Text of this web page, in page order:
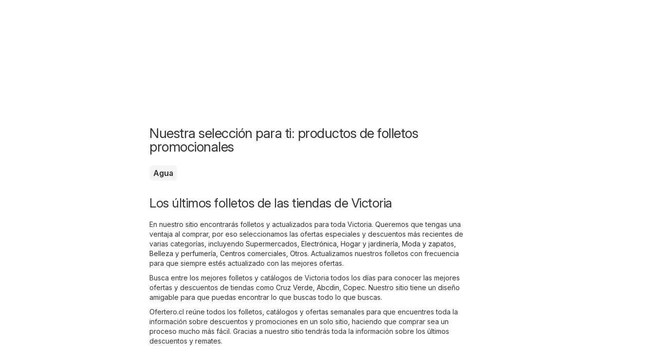
Nuestra selección para ti: productos de folletos
promocionales
Agua
Los últimos folletos de las tiendas de Victoria
En nuestro sitio encontrarás folletos y actualizados para toda Victoria. Queremos que tengas una
ventaja al comprar, por eso seleccionamos las ofertas especiales y descuentos más recientes de
varias categorías, incluyendo Supermercados Electrónica Hogar y jardinería Moda y zapatos
Belleza y perfumería Centros comerciales Otros. Actualizamos nuestros folletos con frecuencia
para que siempre estés actualizado con las mejores ofertas.
Busca entre los mejores folletos y catálogos de Victoria todos los días para conocer las mejores
ofertas y descuentos de tiendas como Cruz Verde Abcdin Copec. Nuestro sitio tiene un diseño
amigable para que puedas encontrar lo que buscas todo lo que buscas.
Ofertero.cl reúne todos los folletos, catálogos y ofertas semanales para que encuentres toda la
información sobre descuentos y promociones en un solo sitio, haciendo que comprar sea un
proceso mucho más fácil. Gracias a nuestro sitio tendrás toda la información sobre los últimos
descuentos y remates.